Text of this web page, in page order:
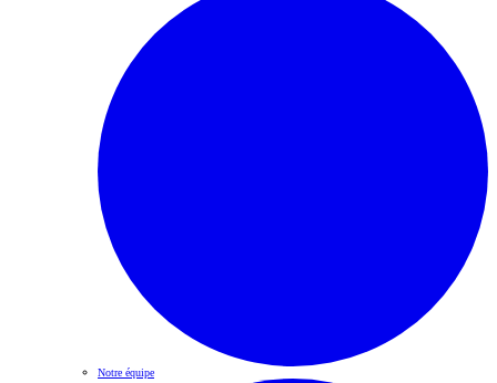
Notre équipe